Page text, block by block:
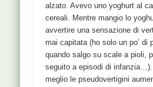
alzato. Avevo uno yoghurt al
cereali. Mentre mangio lo
avvertire una sensazione di
mai capitata (ho solo un po’ di
quando salgo su scale a pioli,
seguito a episodi di
meglio le pseudovertigini